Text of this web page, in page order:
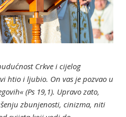
Crkve i cijelog
htio i ljubio. On vas je pozvao u
(Ps 19,1). Upravo zato,
zbunjenosti, cinizma, niti